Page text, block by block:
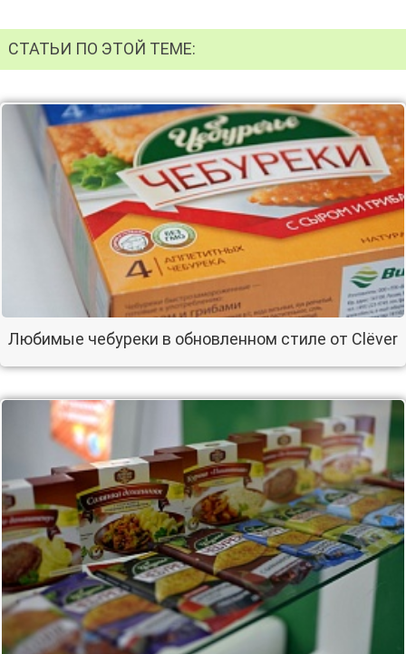
СТАТЬИ ПО ЭТОЙ ТЕМЕ:
Любимые чебуреки в обновленном стиле от Clёver